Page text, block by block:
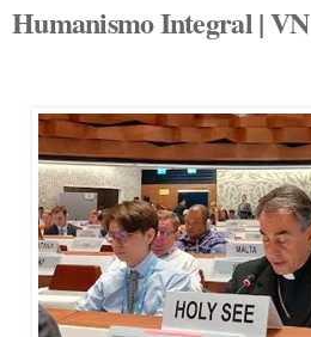
Humanismo Integral | VN